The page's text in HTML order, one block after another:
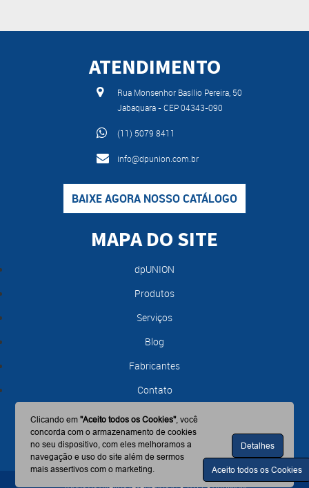
ATENDIMENTO
Rua Monsenhor Basílio Pereira, 50
Jabaquara - CEP 04343-090
(11) 5079 8411
info@dpunion.com.br
BAIXE AGORA NOSSO CATÁLOGO
MAPA DO SITE
dpUNION
Produtos
Serviços
Blog
Fabricantes
Contato
Clicando em"Aceito todos os Cookies", você
concorda com o armazenamento de cookies
no seu dispositivo, com eles melhoramos a
navegação e uso do site além de sermos
mais assertivos com o marketing.
Detalhes
Aceito todos os Cookies